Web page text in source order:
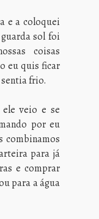
e a coloquei
sol foi
coisas
eu quis ficar
frio.
veio e se
por eu
combinamos
para já
e comprar
para a água